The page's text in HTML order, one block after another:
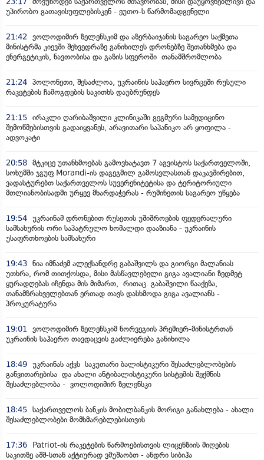
უპირობო გათავისუფლებისკენ - ეუთო-ს წარმომადგენელი
21:42
ვოლოდიმირ ზელენსკიმ და აზერბაიჯანის საგარეო საქმეთა
მინისტრმა კიევში შეხვედრაზე განიხილეს დრონებზე შეთანხმება და
ენერგეტიკის, ნავთობისა და გაზის სფეროში თანამშრომლობა
21:24 პოლონეთი, შესაძლოა, უკრაინის საჰაერო სივრცეში რუსული
რაკეტების ჩამოგდების საკითხს დაუბრუნდეს
21:15 ირაკლი ღარიბაშვილი კლინიკაში გეგმური სამედიცინო
შემოწმებისთვის გადაიყვანეს, არავითარი საპანიკო არ ყოფილა -
ადვოკატი
20:58 მტკიცე უთანხმოებას გამოვხატავთ 7 აგვისტოს საქართველოში,
სოხუმში ჯგუფ Morandi-ის დაგეგმილ გამოსვლასთან დაკავშირებით,
ვადასტურებთ საქართველოს სუვერენიტეტისა და ტერიტორიული
მთლიანობისადმი ურყევ მხარდაჭერას - რუმინეთის საგარეო უწყება
19:54 უკრაინამ დრონებით რუსეთის უშიშროების ფედერალური
სამსახურის ორი საპატრულო ხომალდი დააზიანა - უკრაინის
უსაფრთხოების სამსახური
19:43 ნია იმნაძემ ალექსანდრე გაბაშვილს და გიორგი მალანიას
უთხრა, რომ თითქოსდა, მისი მასწავლებელი გიგა ავალიანი ზედმეტ
ყურადღებას იჩენდა მის მიმართ, რითაც გაბაშვილი წააქეზა,
თანამზრახველებთან ერთად თავს დასხმოდა გიგა ავალიანს -
პროკურატურა
19:01
ვოლოდიმირ ზელენსკიმ ნორვეგიის პრემიერ-მინისტრთან
უკრაინის საჰაერო თავდაცვის გაძლიერება განიხილა
18:49 უკრაინას აქვს საკუთარი ბალისტიკური შესაძლებლობების
განვითარებისა და ახალი ანტიბალისტიკური სისტემის შექმნის
შესაძლებლობა - ვოლოდიმირ ზელენსკი
18:45 საქართველოს ბანკის მობილბანკის მორიგი განახლება - ახალი
შესაძლებლობები მომხმარებლებისთვის
17:36
Patriot-ის რაკეტების წარმოებისთვის ლიცენზიის მიღების
საკითზე აშშ-სთან აქტიურად ვმუშაობთ - ანდრი სიბიჰა